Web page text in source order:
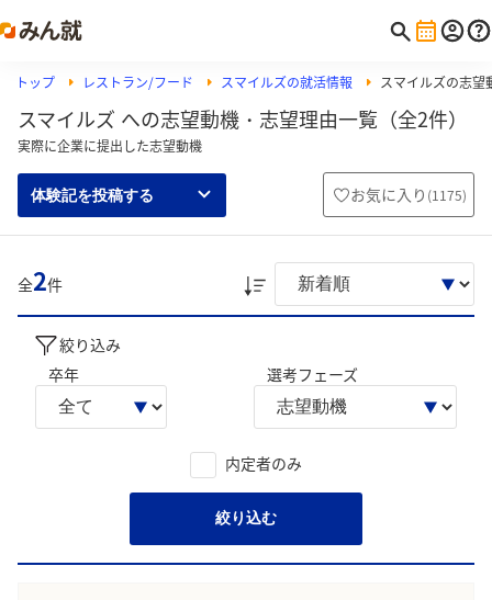
トップ レストラン/フード スマイルズの就活情報 スマイルズの志望
スマイルズ への志望動機・志望理由一覧（全2件）
実際に企業に提出した志望動機
体験記を投稿する お気に入り (1175)
全2件
絞り込み
卒年
選考フェーズ
内定者のみ
絞り込む